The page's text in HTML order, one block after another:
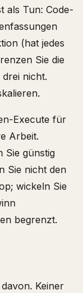
als Tun: Code-
(hat jedes
Sie die
nicht.
Execute für
Arbeit.
Sie günstig
Sie nicht den
wickeln Sie
begrenzt.
Keiner